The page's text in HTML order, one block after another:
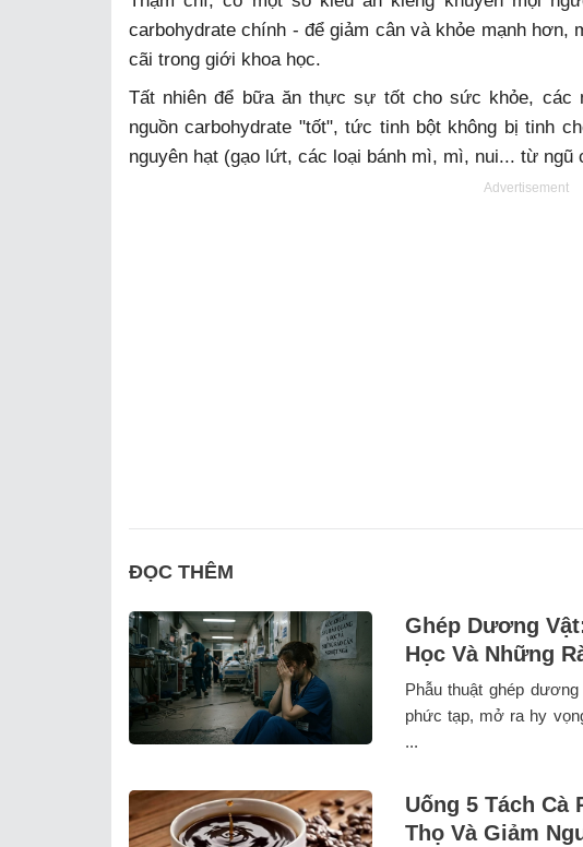
carbohydrate chính - để giảm cân và khỏe mạnh hơn,
cãi trong giới khoa học.
Tất nhiên để bữa ăn thực sự tốt cho sức khỏe, các
nguồn carbohydrate "tốt", tức tinh bột không bị tinh
nguyên hạt (gạo lứt, các loại bánh mì, mì, nui... từ ngũ
Advertisement
ĐỌC THÊM
Ghép Dương
Học Và Những
Phẫu thuật ghép
phức tạp, mở ra hy
...
Uống 5 Tách Cà
Thọ Và Giảm